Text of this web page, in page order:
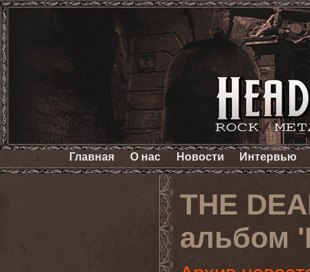
Главная О нас Новости Интервью
THE
альбом